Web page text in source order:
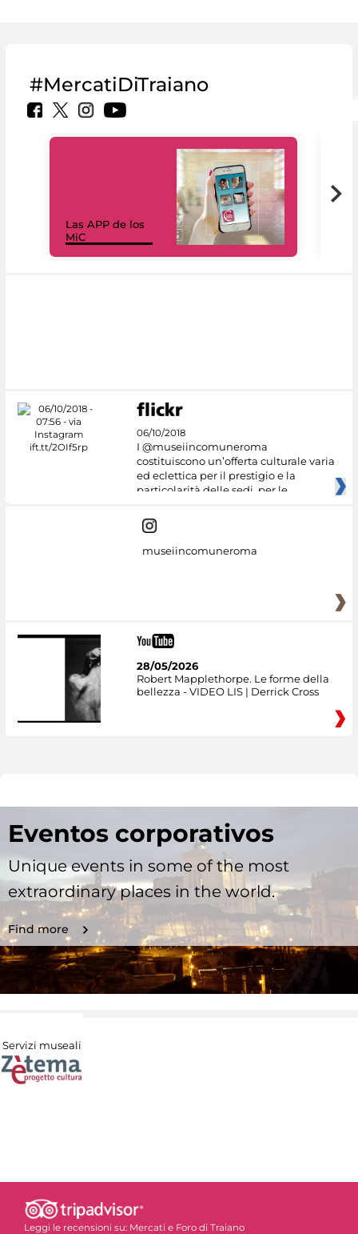
#MercatiDiTraiano
Las APP de los
MiC
06/10/2018
I @museiincomuneroma
costituiscono un’offerta culturale varia
ed eclettica per il prestigio e la
particolarità delle sedi, per le
museiincomuneroma
28/05/2026
Robert Mapplethorpe. Le forme della
bellezza - VIDEO LIS | Derrick Cross
Eventos corporativos
Unique events in some of the most
extraordinary places in the world.
Find more
Servizi museali
Leggi le recensioni su: Mercati e Foro di Traiano